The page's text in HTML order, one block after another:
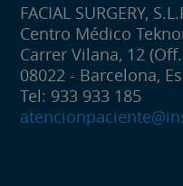
FACIAL SURGERY,
Centro Médico
Carrer Vilana, 12
08022 - Barcelona,
Tel: 933 933 185